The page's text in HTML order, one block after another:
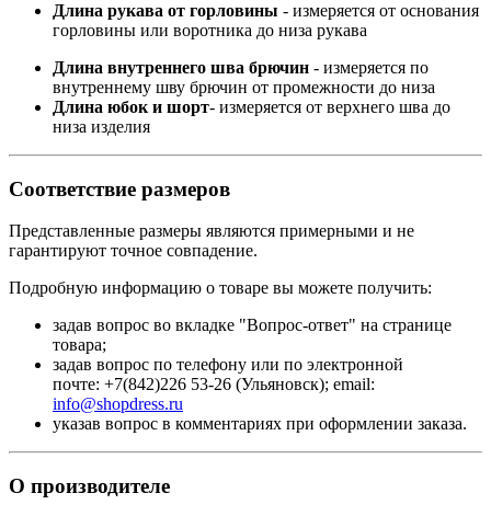
Длина рукава от горловины - измеряется от основания
горловины или воротника до низа рукава
Длина внутреннего шва брючин - измеряется по
внутреннему шву брючин от промежности до низа
Длина юбок и шорт- измеряется от верхнего шва до
низа изделия
Соответствие размеров
Представленные размеры являются примерными и не
гарантируют точное совпадение.
Подробную информацию о товаре вы можете получить:
задав вопрос во вкладке "Вопрос-ответ" на странице
товара;
задав вопрос по телефону или по электронной
почте: +7(842)226 53-26 (Ульяновск); email:
info@shopdress.ru
указав вопрос в комментариях при оформлении заказа.
О производителе